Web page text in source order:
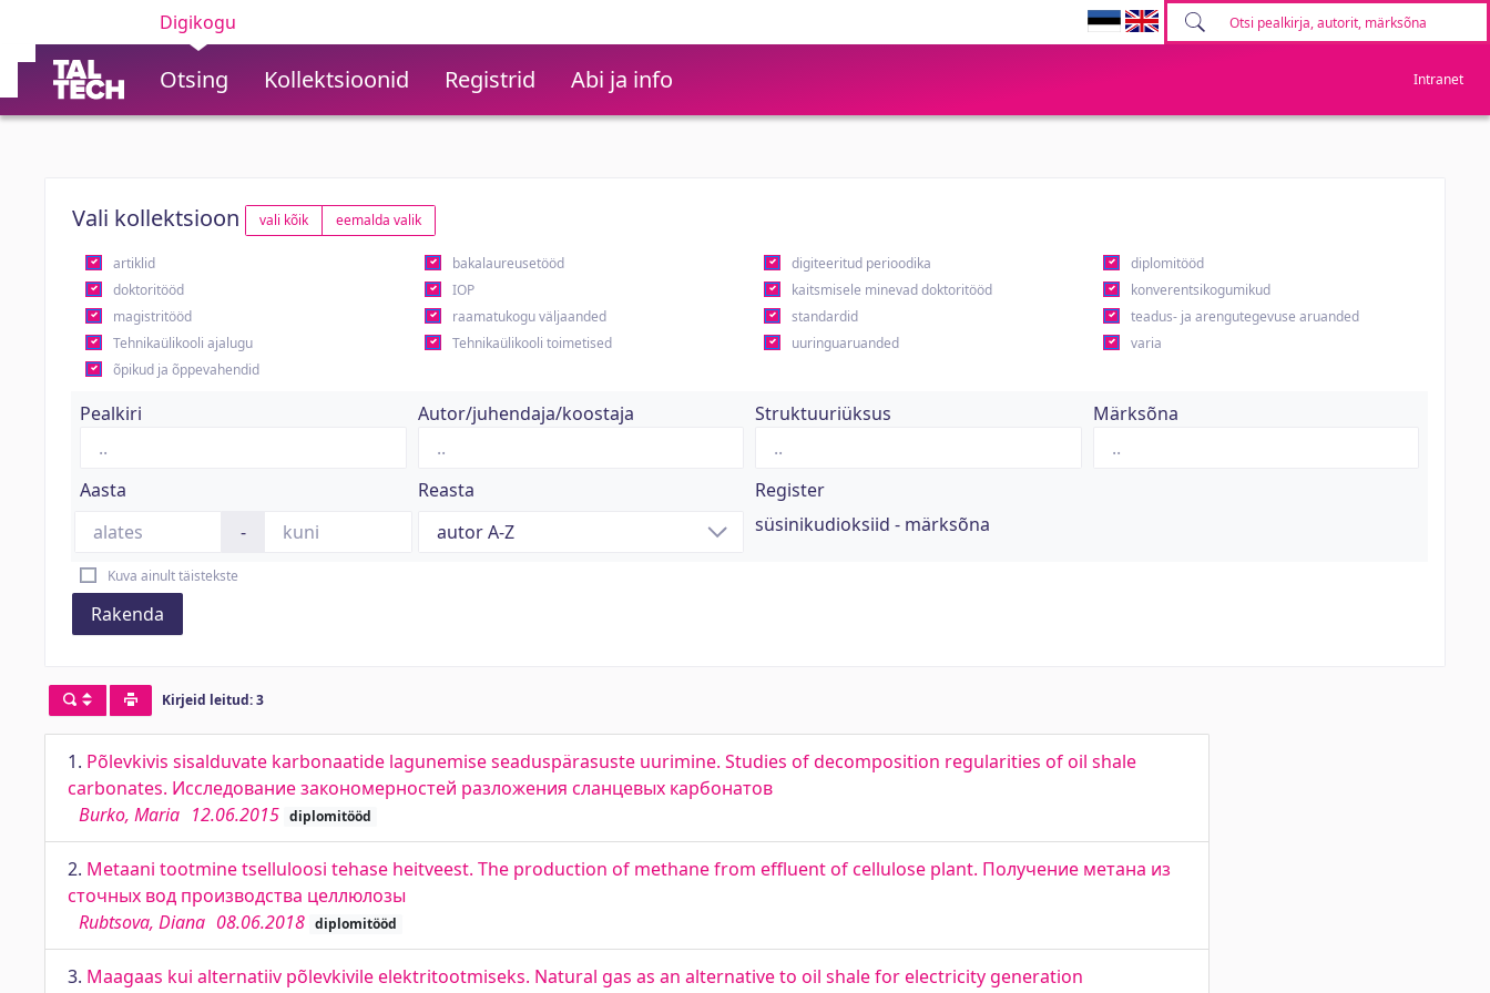
Digikogu
Otsing Kollektsioonid Registrid Abi ja info Intranet
Vali kollektsioon vali kõik eemalda valik
artiklid bakalaureusetööd digiteeritud perioodika
diplomitööd
doktoritööd
IOP kaitsmisele minevad doktoritööd
konverentsikogumikud
magistritööd
raamatukogu väljaanded standardid
teadus- ja arengutegevuse aruanded
Tehnikaülikooli ajalugu
Tehnikaülikooli toimetised uuringuaruanded
varia
õpikud ja õppevahendid
Pealkiri Autor/juhendaja/koostaja Struktuuriüksus Märksõna
Aasta
-
Reasta
Register
süsinikudioksiid - märksõna
Kuva ainult täistekste
Rakenda
Kirjeid leitud: 3
1. Põlevkivis sisalduvate karbonaatide lagunemise seaduspärasuste uurimine. Studies of decomposition regularities of oil shale
carbonates. Исследование закономерностей разложения сланцевых карбонатов
Burko, Maria 12.06.2015 diplomitööd
2. Metaani tootmine tselluloosi tehase heitveest. The production of methane from effluent of cellulose plant. Получение метана из
сточных вод производства целлюлозы
Rubtsova, Diana 08.06.2018 diplomitööd
3. Maagaas kui alternatiiv põlevkivile elektritootmiseks. Natural gas as an alternative to oil shale for electricity generation